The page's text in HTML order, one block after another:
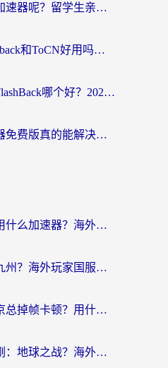
在国外如何开回国加速器呢？留学生亲测的无缝访问国内资源指南
海外党必看：Quickback和ToCN好用吗？3分钟选对回国加速器的实用指南
海外党纠结迅游和FlashBack哪个好？2026实用指南教你选对回国加速器
海外党必看：加速器免费版真的能解决回国访问难题吗？附实用选择指南
在美国玩流放之路用什么加速器？海外党国服游戏不卡顿的终极攻略
匈牙利怎么玩逐鹿九州？海外玩家国服游戏加速器终极指南（附永劫无间荣耀新三国解决方案）
海外玩决战！平安京总掉帧卡顿？用什么加速器比较好？实测指南来了
巴西怎么玩变形金刚：地球之战？海外玩家国服游戏加速终极指南（附新诛仙延迟密室逃脱18解决办法）